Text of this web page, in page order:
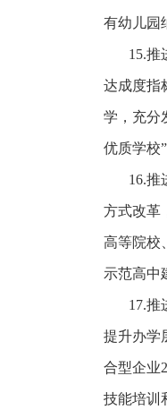
有幼儿园
15.推
达成度指
学，充分
优质学校
16.推
方式改革
高等院校
示范高中
17.推
提升办学
合型企业
技能培训